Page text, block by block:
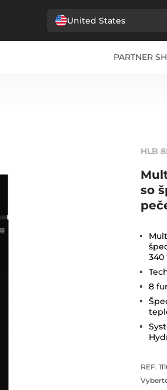
United States
PARTNER
HLB
so
340
8
REF.